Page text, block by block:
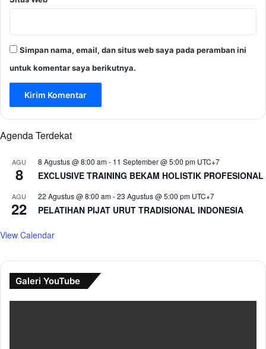
Simpan nama, email, dan situs web saya pada peramban ini
untuk komentar saya berikutnya.
Agenda Terdekat
AGU
8
8 Agustus @ 8:00 am- 11 September @ 5:00 pm UTC+7
EXCLUSIVE TRAINING BEKAM HOLISTIK PROFESIONAL
AGU
22
22 Agustus @ 8:00 am-23 Agustus @ 5:00 pm UTC+7
PELATIHAN PIJAT URUT TRADISIONAL INDONESIA
View Calendar
Galeri YouTube